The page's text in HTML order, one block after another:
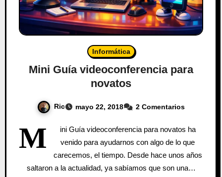
Informática
Mini Guía videoconferencia para
novatos
Ric mayo 22, 2018 2 Comentarios
M
ini Guía videoconferencia para novatos ha
venido para ayudarnos con algo de lo que
carecemos, el tiempo. Desde hace unos años
saltaron a la actualidad, ya sabíamos que son una…